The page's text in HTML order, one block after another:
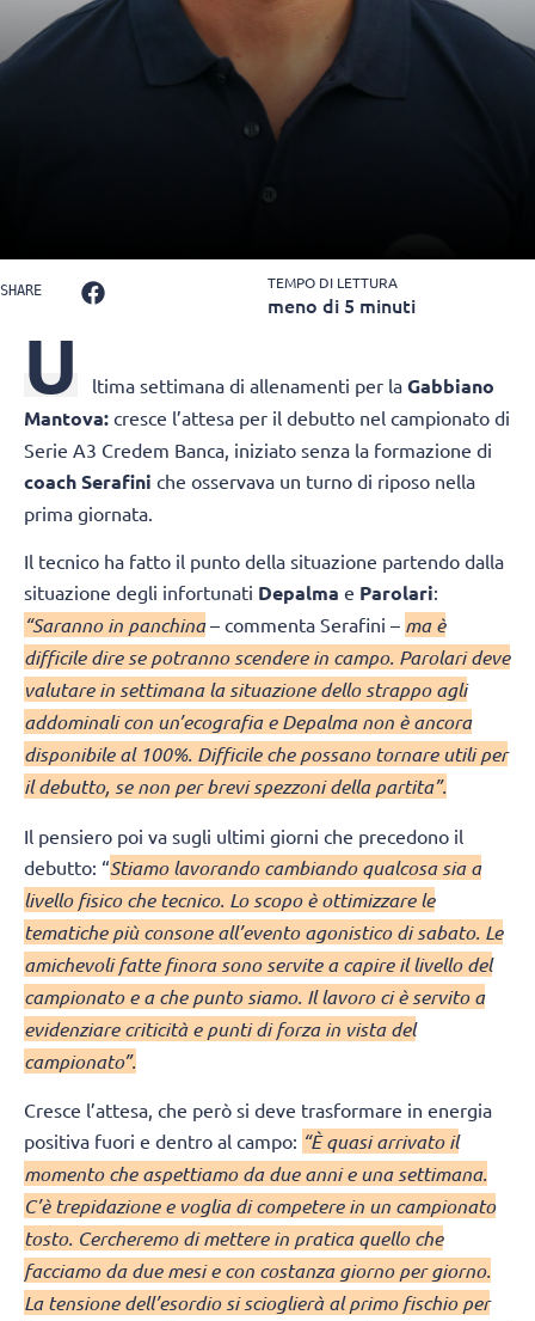
SHARE TEMPO DI LETTURA
meno di 5 minuti
U ltima settimana di allenamenti per la Gabbiano
Mantova: cresce l’attesa per il debutto nel campionato di
Serie A3 Credem Banca, iniziato senza la formazione di
coach Serafini che osservava un turno di riposo nella
prima giornata.
Il tecnico ha fatto il punto della situazione partendo dalla
situazione degli infortunati Depalma e Parolari:
“Saranno in panchina– commenta Serafini – ma è
difficile dire se potranno scendere in campo. Parolari deve
valutare in settimana la situazione dello strappo agli
addominali con un’ecografia e Depalma non è ancora
disponibile al 100%. Difficile che possano tornare utili per
il debutto, se non per brevi spezzoni della partita”.
Il pensiero poi va sugli ultimi giorni che precedono il
debutto: “Stiamo lavorando cambiando qualcosa sia a
livello fisico che tecnico. Lo scopo è ottimizzare le
tematiche più consone all’evento agonistico di sabato. Le
amichevoli fatte finora sono servite a capire il livello del
campionato e a che punto siamo. Il lavoro ci è servito a
evidenziare criticità e punti di forza in vista del
campionato”.
Cresce l’attesa, che però si deve trasformare in energia
positiva fuori e dentro al campo: “È quasi arrivato il
momento che aspettiamo da due anni e una settimana.
C’è trepidazione e voglia di competere in un campionato
tosto. Cercheremo di mettere in pratica quello che
facciamo da due mesi e con costanza giorno per giorno.
La tensione dell’esordio si scioglierà al primo fischio per